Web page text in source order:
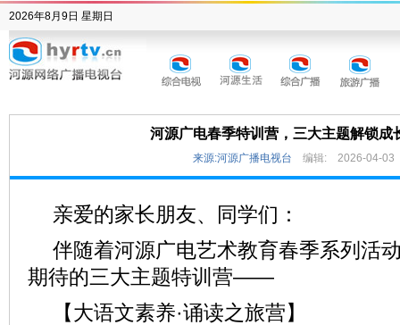
2026年8月9日 星期日
河源广电春季特训营，三大主题解锁成
来源:河源广播电视台 编辑: 2026-04-03
亲爱的家长朋友、同学们：
伴随着河源广电艺术教育春季系列活
期待的三大主题特训营——
【大语文素养·诵读之旅营】